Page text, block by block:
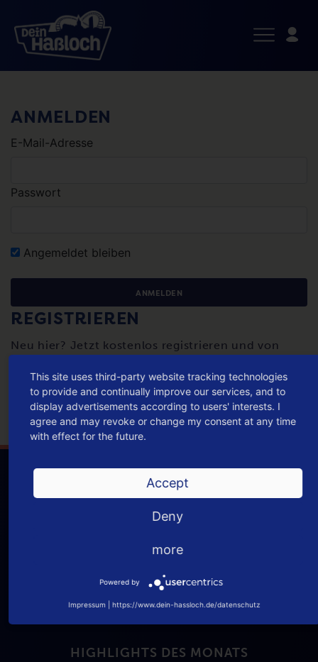
ANMELDEN
E-Mail-Adresse
Passwort
Angemeldet bleiben
ANMELDEN
REGISTRIEREN
Neu hier? Jetzt kostenlos registrieren und von
NEU REGISTRIEREN
Dein Haßloch ist ein Projekt der Haßlocher Digital-
Agenturinnofabrik.
HIGHLIGHTS DES MONATS
This site uses third-party website tracking technologies
to provide and continually improve our services, and to
display advertisements according to users' interests. I
agree and may revoke or change my consent at any time
with effect for the future.
Accept
Deny
more
Powered by
Impressum https://www.dein-hassloch.de/datenschutz